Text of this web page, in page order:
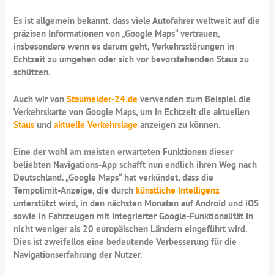
Es ist allgemein bekannt, dass viele Autofahrer weltweit auf die
präzisen Informationen von „Google Maps“ vertrauen,
insbesondere wenn es darum geht, Verkehrsstörungen in
Echtzeit zu umgehen oder sich vor bevorstehenden Staus zu
schützen.
Auch wir vonStaumelder-24.de verwenden zum Beispiel die
Verkehrskarte von Google Maps, um in Echtzeit die aktuellen
Staus undaktuelle Verkehrslage anzeigen zu können.
Eine der wohl am meisten erwarteten Funktionen dieser
beliebten Navigations-App schafft nun endlich ihren Weg nach
Deutschland. „Google Maps“ hat verkündet, dass die
Tempolimit-Anzeige, die durchkünstliche Intelligenz
unterstützt wird, in den nächsten Monaten auf Android und iOS
sowie in Fahrzeugen mit integrierter Google-Funktionalität in
nicht weniger als 20 europäischen Ländern eingeführt wird.
Dies ist zweifellos eine bedeutende Verbesserung für die
Navigationserfahrung der Nutzer.